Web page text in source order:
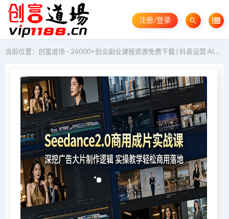
注册/登录
当前位置： 创富道场 - 26000+创业副业课程资源免费下载 | 抖音运营·AI教程·GEO优化